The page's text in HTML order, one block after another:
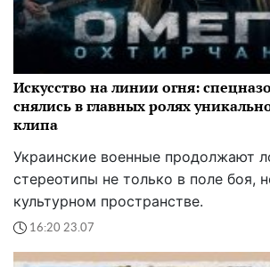
Искусство на линии огня:
снялись в главных ролях
клипа
Украинские военные продолжают
стереотипы не только в поле боя,
культурном пространстве.
16:20 23.07